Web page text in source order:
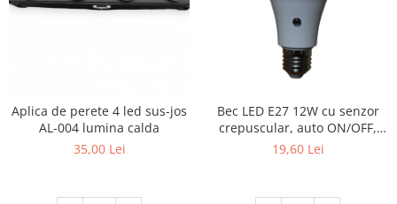
Aplica de perete 4 led sus-jos
AL-004 lumina calda
35,00 Lei
Bec LED E27 12W cu senzor
crepuscular, auto ON/OFF,
6500K ,culoare- alb, rece
19,60 Lei